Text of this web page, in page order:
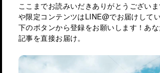
ここまでお読みいだきありがとうござい
や限定コンテンツはLINE@でお届けしてい
下のボタンから登録をお願いします！あ
記事を直接お届け。